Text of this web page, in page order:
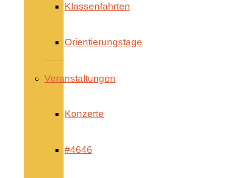
Klassenfahrten
Orientierungstage
Veranstaltungen
Konzerte
#4646